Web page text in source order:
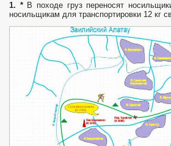
1. * В походе груз переносят
носильщикам для транспортировки 12 кг